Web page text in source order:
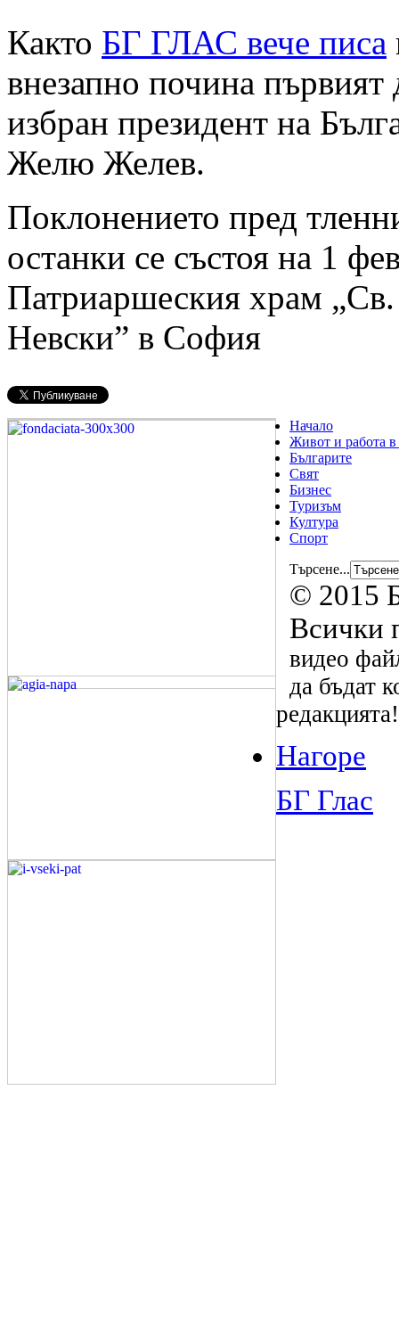
Както БГ ГЛАС вече писа
внезапно почина
избран президент на
Желю Желев.
Поклонението пред
останки се състоя на 1
Патриаршеския храм
Невски” в София
Начало
Живот и работа
Българите
Свят
Бизнес
Туризъм
Култура
Спорт
Търсене...
© 2015
Всички
видео
да бъдат
редакцията!
Нагоре
БГ Глас